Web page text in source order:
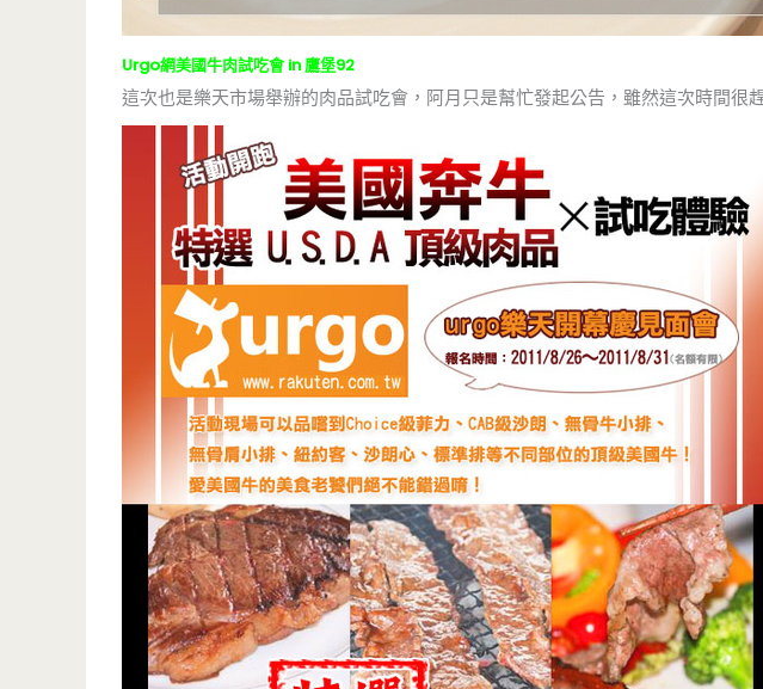
Urgo網美國牛肉試吃會 in 鷹堡92
這次也是樂天市場舉辦的肉品試吃會，阿月只是幫忙發起公告，雖然這次時間很